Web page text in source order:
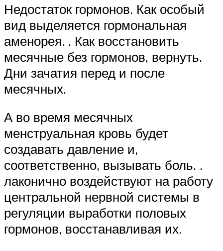
Недостаток гормонов. Как особый
вид выделяется гормональная
аменорея. . Как восстановить
месячные без гормонов, вернуть.
Дни зачатия перед и после
месячных.
А во время месячных
менструальная кровь будет
создавать давление и,
соответственно, вызывать боль. .
лаконично воздействуют на работу
центральной нервной системы в
регуляции выработки половых
гормонов, восстанавливая их.